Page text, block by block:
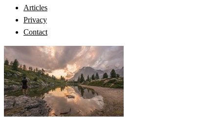
Articles
Privacy
Contact